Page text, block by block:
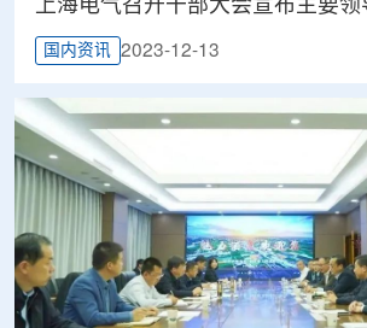
上海电气召开干部大会宣布主要领
国内资讯 2023-12-13